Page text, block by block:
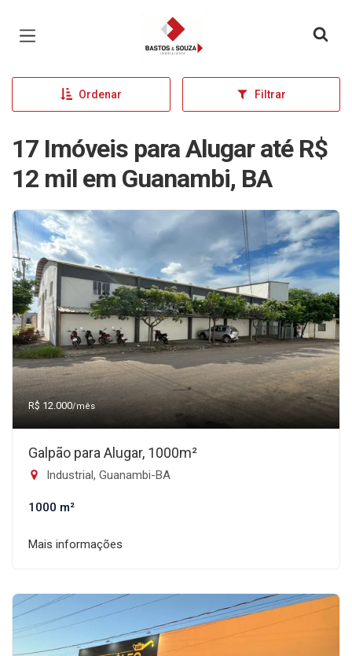
Página inicial
Ordenar Filtrar
17 Imóveis para Alugar até R$
12 mil em Guanambi, BA
R$ 12.000/mês
Galpão para Alugar, 1000m²
Industrial, Guanambi-BA
1000 m²
Mais informações